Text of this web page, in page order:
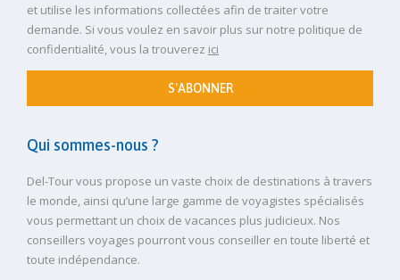
et utilise les informations collectées afin de traiter votre
demande. Si vous voulez en savoir plus sur notre politique de
confidentialité, vous la trouverez ici
S'ABONNER
Qui sommes-nous ?
Del-Tour vous propose un vaste choix de destinations à travers
le monde, ainsi qu’une large gamme de voyagistes spécialisés
vous permettant un choix de vacances plus judicieux. Nos
conseillers voyages pourront vous conseiller en toute liberté et
toute indépendance.